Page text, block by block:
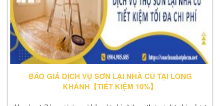
BÁO GIÁ DỊCH VỤ SƠN LẠI NHÀ CỦ TẠI LONG
KHÁNH【TIẾT KIỆM 10%】